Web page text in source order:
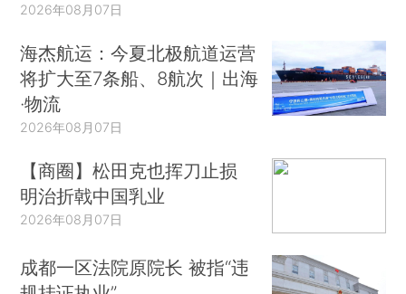
2026年08月07日
海杰航运：今夏北极航道运营
将扩大至7条船、8航次｜出海
·物流
2026年08月07日
【商圈】松田克也挥刀止损
明治折戟中国乳业
2026年08月07日
成都一区法院原院长 被指“违